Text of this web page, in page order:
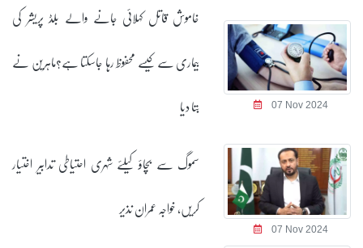
07 Nov 2024
خاموش قاتل کہلائی جانے والے بلڈ پریشر کی
بیماری سے کیسے محفوظ رہا جاسکتا ہے؟ماہرین نے
بتا دیا
07 Nov 2024
سموگ سے بچاؤ کیلئے شہری احتیاطی تدابیر اختیار
کریں، خواجہ عمران نذیر